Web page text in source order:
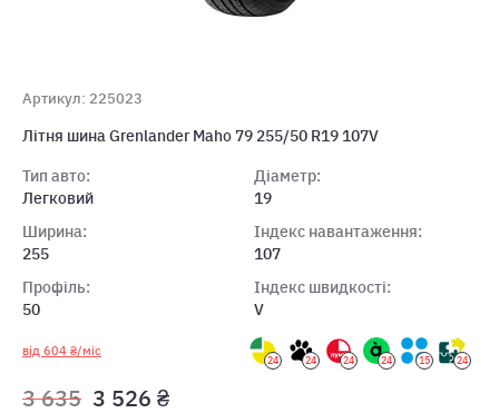
Артикул: 225023
Літня шина Grenlander Maho 79 255/50 R19 107V
Тип авто:
Легковий
Ширина:
255
Профіль:
50
Діаметр:
19
Індекс навантаження:
107
Індекс швидкості:
V
від 604 ₴/міс
24 24 24 24 15 24
3 635 3 526 ₴